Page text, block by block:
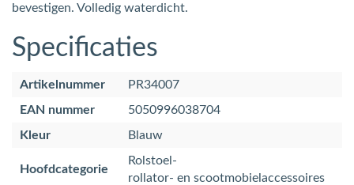
bevestigen. Volledig waterdicht.
Specificaties
Artikelnummer
PR34007
EAN nummer
5050996038704
Kleur
Blauw
Hoofdcategorie
Rolstoel-
rollator- en scootmobielaccessoires